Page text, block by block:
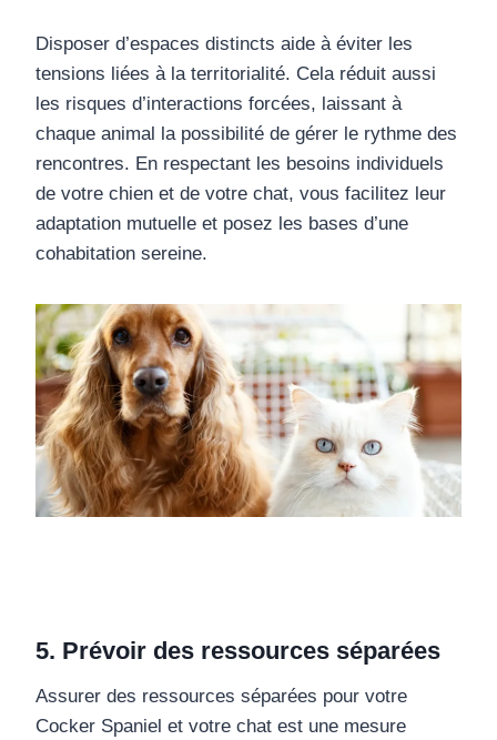
Disposer d’espaces distincts aide à éviter les
tensions liées à la territorialité. Cela réduit aussi
les risques d’interactions forcées, laissant à
chaque animal la possibilité de gérer le rythme des
rencontres. En respectant les besoins individuels
de votre chien et de votre chat, vous facilitez leur
adaptation mutuelle et posez les bases d’une
cohabitation sereine.
5. Prévoir des ressources séparées
Assurer des ressources séparées pour votre
Cocker Spaniel et votre chat est une mesure